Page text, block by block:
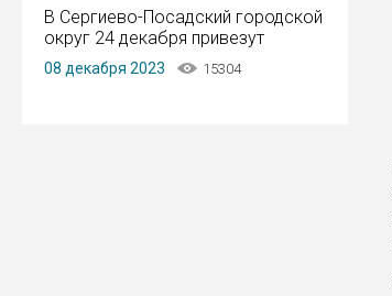
В Сергиево-Посадский городской
округ 24 декабря привезут
ледовый тур «Чемпионы»
заслуженного мастера спорта,
08 декабря 2023 15304